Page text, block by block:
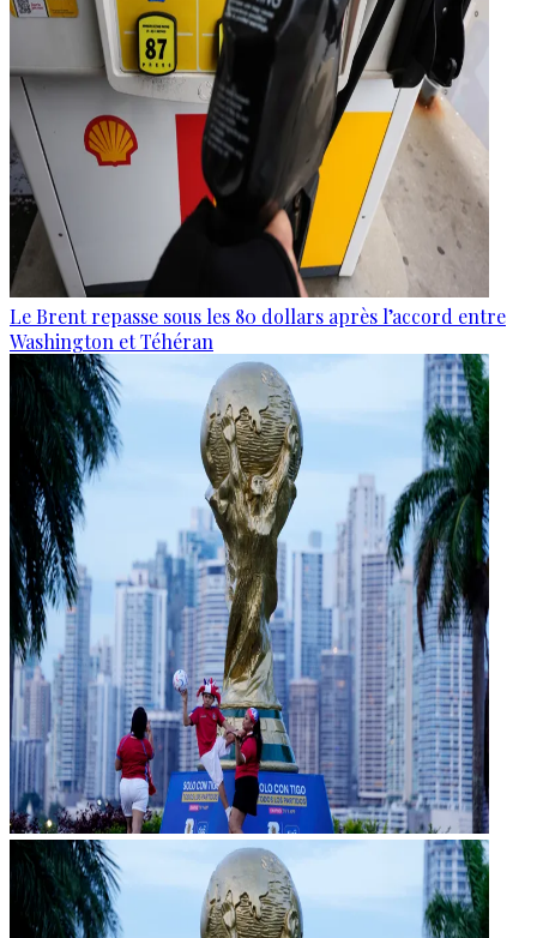
Le Brent repasse sous les 80 dollars après l’accord entre
Washington et Téhéran